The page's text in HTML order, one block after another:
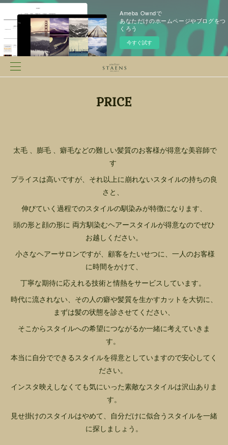
Ameba Owndで
あなただけのホームページやブログをつ
くろう
今すぐ試す
PRICE
太毛 、膨毛 、癖毛などの難しい髪質のお客様が得意な美容師で
す
プライスは高いですが、それ以上に崩れないスタイルの持ちの良
さと、
伸びていく過程でのスタイルの馴染みが特徴になります、
頭の形と顔の形に 両方馴染むヘアースタイルが得意なのでぜひ
お越しください。
小さなヘアーサロンですが、顧客をたいせつに、一人のお客様
に時間をかけて、
丁寧な期待に応えれる技術と情熱をサービスしています。
時代に流されない、その人の癖や髪質を生かすカットを大切に、
まずは髪の状態を診させてください、
そこからスタイルへの希望につながるか一緒に考えていきま
す。
本当に自分でできるスタイルを得意としていますので安心してく
ださい。
インスタ映えしなくても気にいった素敵なスタイルは沢山ありま
す。
見せ掛けのスタイルはやめて、自分だけに似合うスタイルを一緒
に探しましょう。